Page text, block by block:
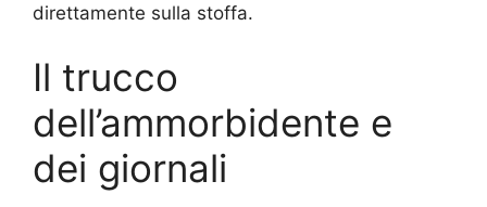
direttamente sulla stoffa.
Il trucco
dell’ammorbidente e
dei giornali